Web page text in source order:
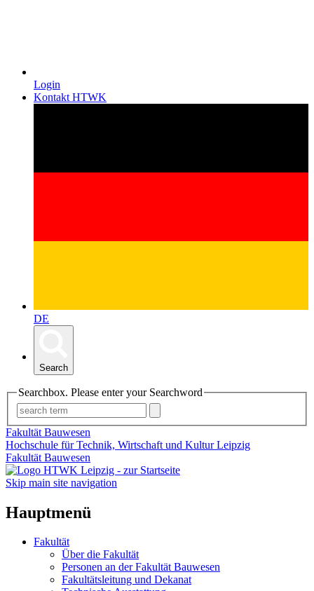
Login
Kontakt HTWK
DE
Search
Searchbox. Please enter your Searchword
Fakultät Bauwesen
Hochschule für Technik, Wirtschaft und Kultur Leipzig
Fakultät Bauwesen
Skip main site navigation
Hauptmenü
Fakultät
Über die Fakultät
Personen an der Fakultät Bauwesen
Fakultätsleitung und Dekanat